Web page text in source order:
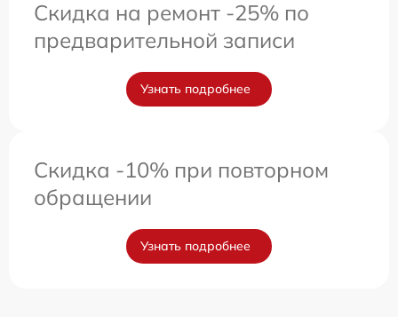
Скидка на ремонт -25% по
предварительной записи
Узнать подробнее
Скидка -10% при повторном
обращении
Узнать подробнее